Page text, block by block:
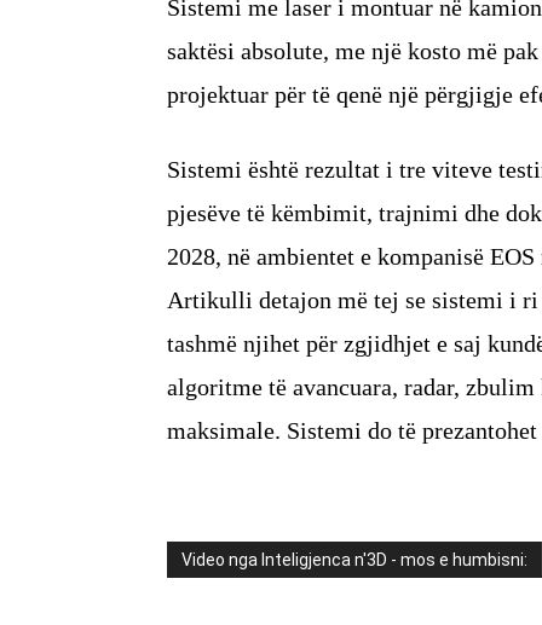
Sistemi me laser i montuar në
saktësi absolute, me një kosto më
projektuar për të qenë një përgjigje
Sistemi është rezultat i tre viteve
pjesëve të këmbimit, trajnimi dhe
2028, në ambientet e kompanisë EOS
Artikulli detajon më tej se sistemi i ri
tashmë njihet për zgjidhjet e saj
algoritme të avancuara, radar,
maksimale. Sistemi do të
Video nga Inteligjenca n'3D - mos e humbisni: